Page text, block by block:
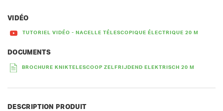
VIDÉO
TUTORIEL VIDÉO - NACELLE TÉLESCOPIQUE ÉLECTRIQUE 20 M
DOCUMENTS
BROCHURE KNIKTELESCOOP ZELFRIJDEND ELEKTRISCH 20 M
DESCRIPTION PRODUIT